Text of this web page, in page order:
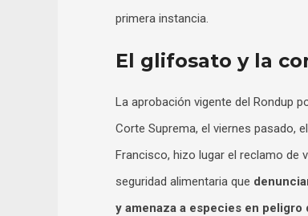
primera instancia.
El glifosato y la
La aprobación vigente del Rondup
Corte Suprema, el viernes pasado,
Francisco, hizo lugar el reclamo de
seguridad alimentaria que
y amenaza a especies en peligro